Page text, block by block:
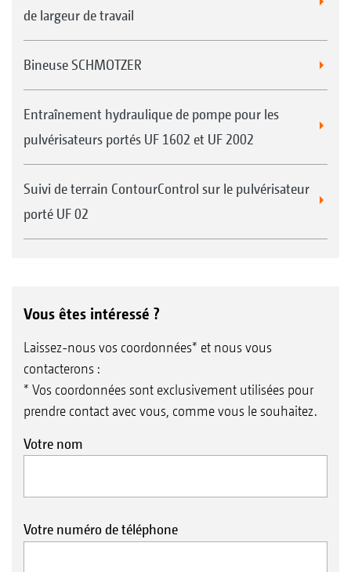
de largeur de travail
Bineuse SCHMOTZER
Entraînement hydraulique de pompe pour les
pulvérisateurs portés UF 1602 et UF 2002
Suivi de terrain ContourControl sur le pulvérisateur
porté UF 02
Vous êtes intéressé ?
Laissez-nous vos coordonnées* et nous vous
contacterons :
* Vos coordonnées sont exclusivement utilisées pour
prendre contact avec vous, comme vous le souhaitez.
Votre nom
Votre numéro de téléphone